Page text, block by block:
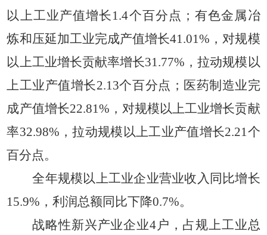
以上工业产值增长1.4个百分点；有色金属冶
炼和压延加工业完成产值增长41.01%，对规模
以上工业增长贡献率增长31.77%，拉动规模以
上工业产值增长2.13个百分点；医药制造业完
成产值增长22.81%，对规模以上工业增长贡献
率32.98%，拉动规模以上工业产值增长2.21个
百分点。
全年规模以上工业企业营业收入同比增长
15.9%，利润总额同比下降0.7%。
战略性新兴产业企业4户，占规上工业总